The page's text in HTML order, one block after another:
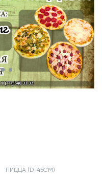
ПИЦЦА (D=45СМ)